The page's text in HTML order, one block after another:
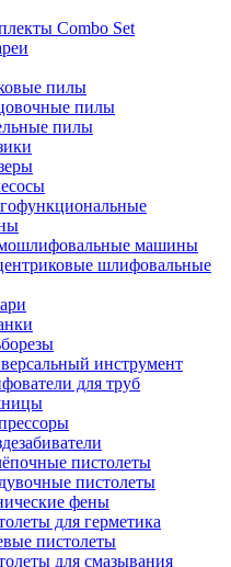
Combo Set
пилы
пилы
пилы
машины
шлифовальные
инструмент
для труб
пистолеты
пистолеты
фены
для герметика
пистолеты
для смазывания